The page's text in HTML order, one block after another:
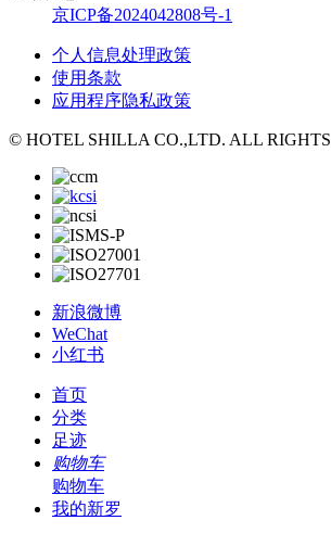
京ICP备2024042808号-1
个人信息处理政策
使用条款
应用程序隐私政策
© HOTEL SHILLA CO.,LTD. ALL
新浪微博
WeChat
小红书
首页
分类
足迹
购物车
购物车
我的新罗